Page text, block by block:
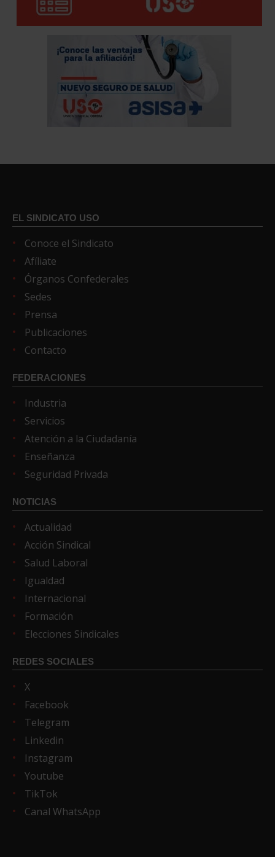
EL SINDICATO USO
Conoce el Sindicato
Afíliate
Órganos Confederales
Sedes
Prensa
Publicaciones
Contacto
FEDERACIONES
Industria
Servicios
Atención a la Ciudadanía
Enseñanza
Seguridad Privada
NOTICIAS
Actualidad
Acción Sindical
Salud Laboral
Igualdad
Internacional
Formación
Elecciones Sindicales
REDES SOCIALES
X
Facebook
Telegram
Linkedin
Instagram
Youtube
TikTok
Canal WhatsApp